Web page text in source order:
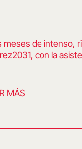
meses de intenso,
con la
MÁS